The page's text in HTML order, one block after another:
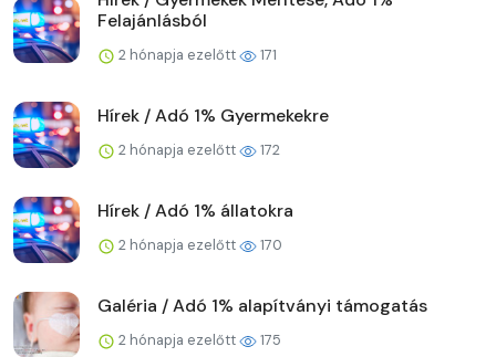
Felajánlásból
2 hónapja ezelőtt 171
Hírek / Adó 1% Gyermekekre
2 hónapja ezelőtt 172
Hírek / Adó 1% állatokra
2 hónapja ezelőtt 170
Galéria / Adó 1% alapítványi támogatás
2 hónapja ezelőtt 175